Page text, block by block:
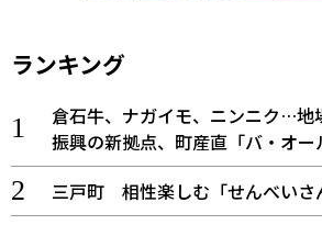
ランキング
倉石牛、ナガイモ、ニンニク…
振興の新拠点、町産直「バ・オー
三戸町 相性楽しむ「せんべいさ